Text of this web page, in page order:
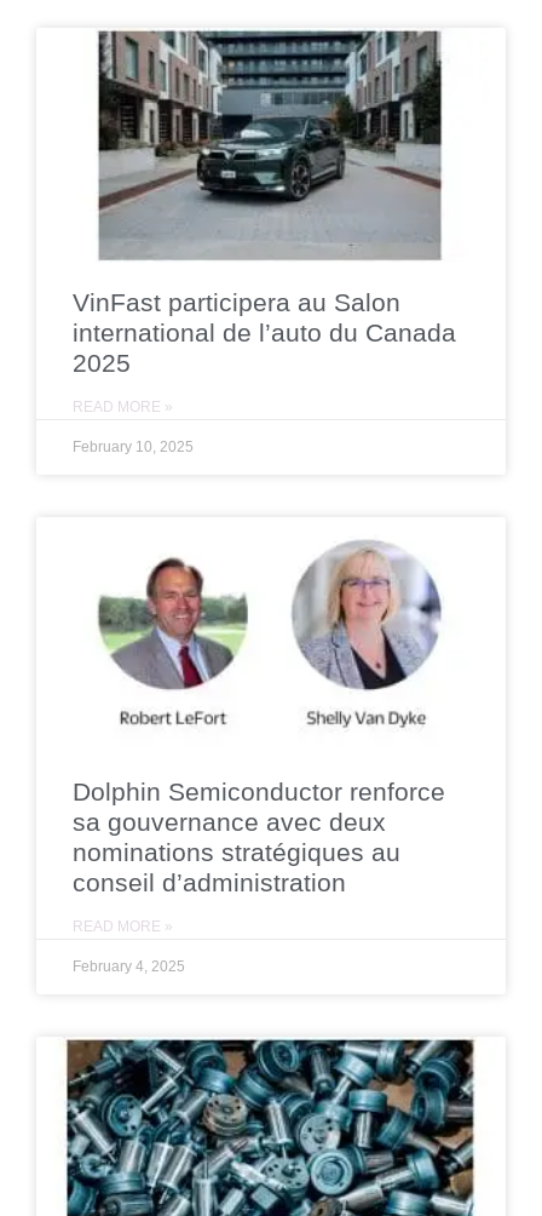
VinFast participera au Salon
international de l’auto du Canada
2025
READ MORE »
February 10, 2025
Dolphin Semiconductor renforce
sa gouvernance avec deux
nominations stratégiques au
conseil d’administration
READ MORE »
February 4, 2025